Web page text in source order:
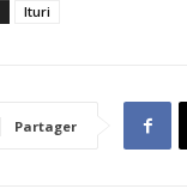
Ituri
Partager